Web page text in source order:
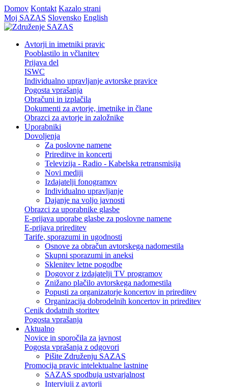
Domov Kontakt Kazalo strani
Moj SAZAS Slovensko English
Avtorji in imetniki pravic
Pooblastilo in včlanitev
Prijava del
ISWC
Individualno upravljanje avtorske pravice
Pogosta vprašanja
Obračuni in izplačila
Dokumenti za avtorje, imetnike in člane
Obrazci za avtorje in založnike
Uporabniki
Dovoljenja
Za poslovne namene
Prireditve in koncerti
Televizija - Radio - Kabelska retransmisija
Novi mediji
Izdajatelji fonogramov
Individualno upravljanje
Dajanje na voljo javnosti
Obrazci za uporabnike glasbe
E-prijava uporabe glasbe za poslovne namene
E-prijava prireditev
Tarife, sporazumi in ugodnosti
Osnove za obračun avtorskega nadomestila
Skupni sporazumi in aneksi
Sklenitev letne pogodbe
Dogovor z izdajatelji TV programov
Znižano plačilo avtorskega nadomestila
Popusti za organizatorje koncertov in prireditev
Organizacija dobrodelnih koncertov in prireditev
Cenik dodatnih storitev
Pogosta vprašanja
Aktualno
Novice in sporočila za javnost
Pogosta vprašanja z odgovori
Pišite Združenju SAZAS
Promocija pravic intelektualne lastnine
SAZAS spodbuja ustvarjalnost
Intervjuji z avtorji